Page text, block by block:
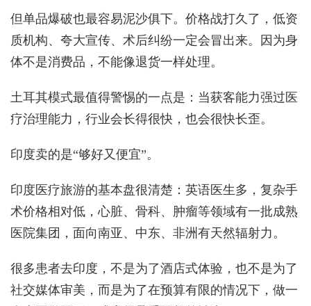
但单品爆破也最容易泥沙俱下。价格战打久了，低资
质机构、夸大宣传、术后纠纷一定会冒出来。因为身
体不是消费品，不能像退货一样处理。
土耳其模式最值得警惕的一点是：当获客能力强过医
疗治理能力，行业会长得很快，也会很快长歪。
印度卖的是“够好又便宜”。
印度医疗旅游的基本盘很清楚：英语医生多，复杂手
术价格相对低，心脏、骨科、肿瘤等领域有一批成熟
医院集团，面向南亚、中东、非洲有天然辐射力。
很多患者去印度，不是为了酒店式体验，也不是为了
社交媒体审美，而是为了在预算有限的情况下，做一